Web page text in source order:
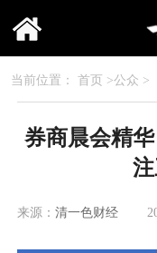
当前位置： 首页 >公众 >
券商晨会精
来源： 清一色财经